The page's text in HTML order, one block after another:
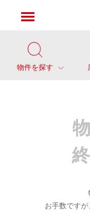
物件を探す
お手数ですが